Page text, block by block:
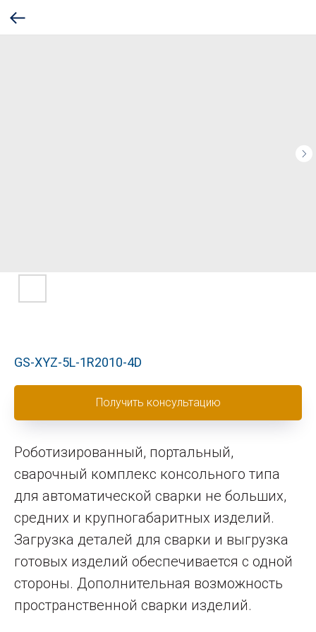
GS-XYZ-5L-1R2010-4D
Получить консультацию
Роботизированный, портальный,
сварочный комплекс консольного типа
для автоматической сварки не больших,
средних и крупногабаритных изделий.
Загрузка деталей для сварки и выгрузка
готовых изделий обеспечивается с одной
стороны. Дополнительная возможность
пространственной сварки изделий.